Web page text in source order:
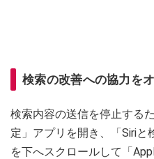
検索の改善への協力を
検索内容の送信を停止する
定」アプリを開き、「Siri
を下へスクロールして「